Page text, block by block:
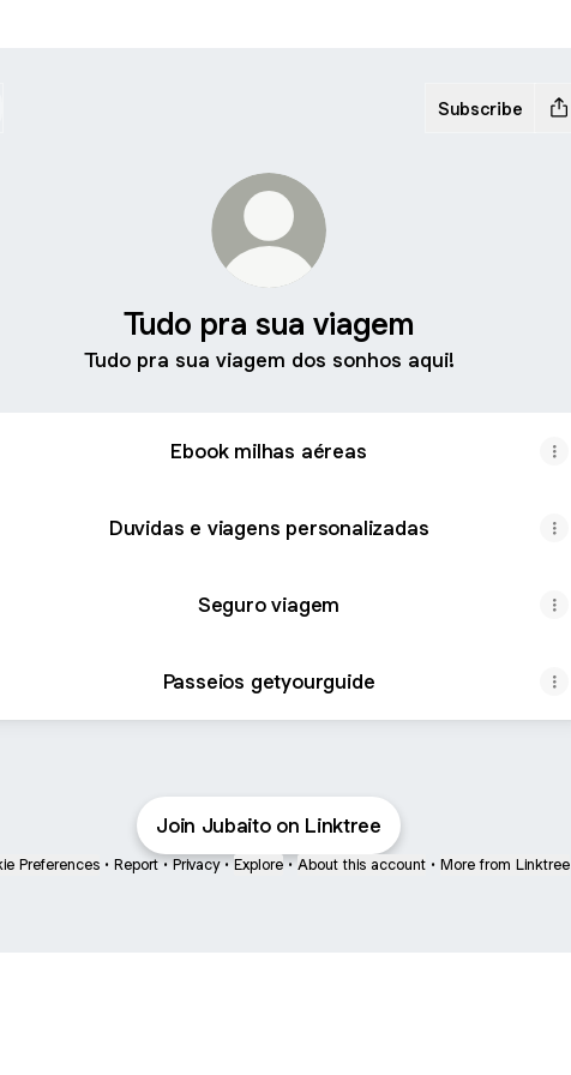
Subscribe
Tudo pra sua viagem
Tudo pra sua viagem dos sonhos aqui!
Ebook milhas aéreas
Duvidas e viagens personalizadas
Seguro viagem
Passeios getyourguide
Join Jubaito on Linktree
Preferences • Report • Privacy • Explore • About this account • More from Linktree